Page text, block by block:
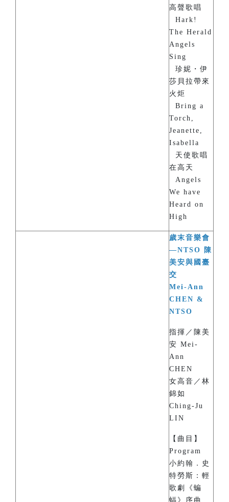
高聲歌唱
Hark!
The Herald
Angels
Sing
珍妮・伊
莎貝拉帶來
火炬
Bring a
Torch,
Jeanette,
Isabella
天使歌唱
在高天
Angels
We have
Heard on
High
歲末音樂會
—NTSO 陳
美安與國臺
交
Mei-Ann
CHEN &
NTSO
指揮／陳美
安 Mei-
Ann
CHEN
女高音／林
錦如
Ching-Ju
LIN
【曲目】
Program
小約翰．史
特勞斯：輕
歌劇《蝙
蝠》序曲